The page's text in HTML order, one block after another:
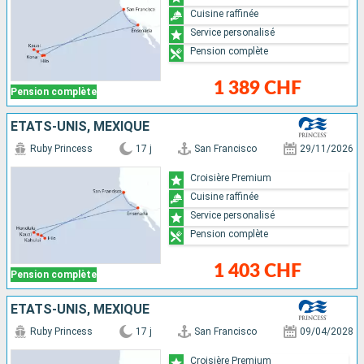
Pension complète 1 389 CHF
Cuisine raffinée
Service personalisé
Pension complète
ÉTATS-UNIS, MEXIQUE
Pension complète
Ruby Princess 17 j San Francisco 29/11/2026
1 403 CHF
Croisière Premium
Cuisine raffinée
Service personalisé
Pension complète
ÉTATS-UNIS, MEXIQUE
Ruby Princess 17 j San Francisco 09/04/2028
Croisière Premium